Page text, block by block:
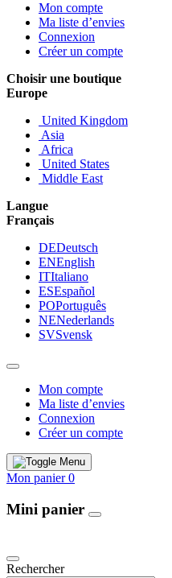
Mon compte
Ma liste d’envies
Connexion
Créer un compte
Choisir une boutique
Europe
United Kingdom
Asia
Africa
United States
Middle East
Langue
Français
DEDeutsch
ENEnglish
ITItaliano
ESEspañol
POPortuguês
NENederlands
SVSvensk
Mon compte
Ma liste d’envies
Connexion
Créer un compte
Mon panier 0
Mini panier
Rechercher